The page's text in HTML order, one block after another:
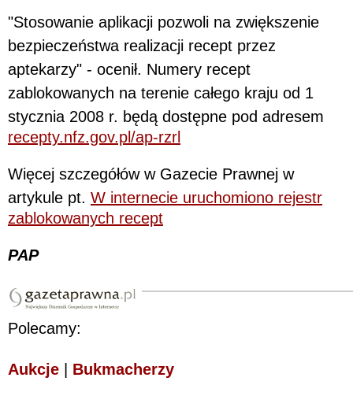
"Stosowanie aplikacji pozwoli na zwiększenie
bezpieczeństwa realizacji recept przez
aptekarzy" - ocenił. Numery recept
zablokowanych na terenie całego kraju od 1
stycznia 2008 r. będą dostępne pod adresem
recepty.nfz.gov.pl/ap-rzrl
Więcej szczegółów w Gazecie Prawnej w
artykule pt. W internecie uruchomiono rejestr
zablokowanych recept
PAP
Polecamy:
Aukcje Bukmacherzy